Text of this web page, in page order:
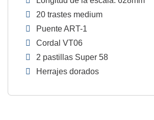
20 trastes medium
Puente ART-1
Cordal VT06
2 pastillas Super 58
Herrajes dorados